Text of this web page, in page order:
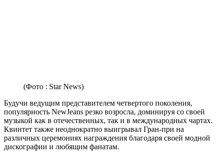
(Фото : Star News)
Будучи ведущим представителем четвертого поколения,
популярность NewJeans резко возросла, доминируя со своей
музыкой как в отечественных, так и в международных чартах.
Квинтет также неоднократно выигрывал Гран-при на
различных церемониях награждения благодаря своей модной
дискографии и любящим фанатам.